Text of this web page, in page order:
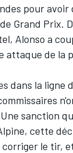
pour avoir
Grand Prix.
, Alonso a
de la
dans la
sanction
, cette
le tir,